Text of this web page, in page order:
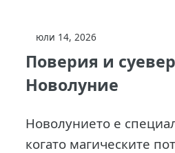
юли 14, 2026
Поверия и
Новолуние
Новолунието е
когато магическите